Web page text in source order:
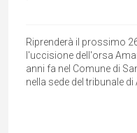
Riprenderà il prossimo
l'uccisione dell'orsa
anni fa nel Comune di
nella sede del tribunale di